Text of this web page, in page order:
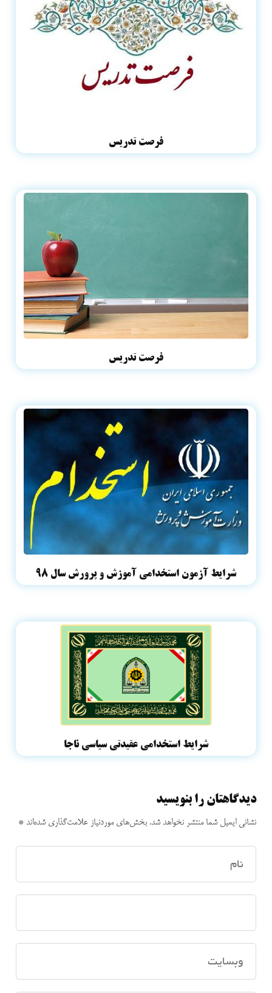
فرصت تدریس
فرصت تدریس
شرایط آزمون استخدامی آموزش و پرورش سال ۹۸
شرایط استخدامی عقیدتی سیاسی ناجا
دیدگاهتان را بنویسید
نشانی ایمیل شما منتشر نخواهد شد. بخش‌های موردنیاز علامت‌گذاری شده‌اند*